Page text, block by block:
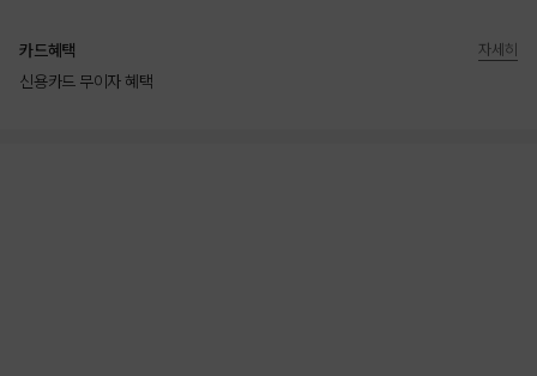
카드혜택
신용카드 무이자 혜택
자세히